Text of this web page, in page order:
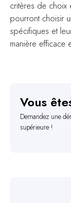
critères de choix
pourront choisir
spécifiques et
manière efficace
Vous
Demandez une
supérieure !